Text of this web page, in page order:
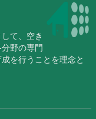
て、空き
野の専門
を行うことを理念と